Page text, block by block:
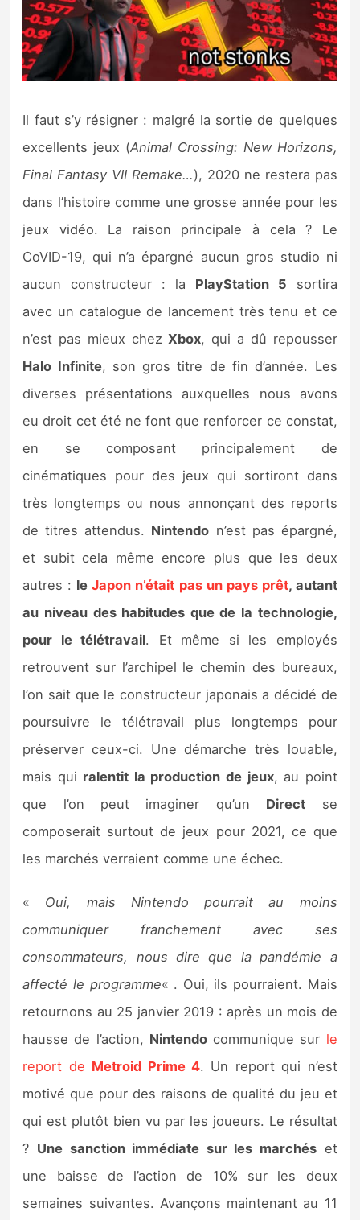
Il faut s’y résigner : malgré la sortie de quelques
excellents jeux (Animal Crossing: New Horizons,
Final Fantasy VII Remake…), 2020 ne restera pas
dans l’histoire comme une grosse année pour les
jeux vidéo. La raison principale à cela ? Le
CoVID-19, qui n’a épargné aucun gros studio ni
aucun constructeur : la PlayStation 5 sortira
avec un catalogue de lancement très tenu et ce
n’est pas mieux chezXbox, qui a dû repousser
Halo Infinite, son gros titre de fin d’année. Les
diverses présentations auxquelles nous avons
eu droit cet été ne font que renforcer ce constat,
en se composant principalement de
cinématiques pour des jeux qui sortiront dans
très longtemps ou nous annonçant des reports
de titres attendus. Nintendo n’est pas épargné,
et subit cela même encore plus que les deux
autres : leJapon n’était pas un pays prêt, autant
au niveau des habitudes que de la technologie,
pour le télétravail. Et même si les employés
retrouvent sur l’archipel le chemin des bureaux,
l’on sait que le constructeur japonais a décidé de
poursuivre le télétravail plus longtemps pour
préserver ceux-ci. Une démarche très louable,
mais qui ralentit la production de jeux, au point
que l’on peut imaginer qu’un Direct se
composerait surtout de jeux pour 2021, ce que
les marchés verraient comme une échec.
« Oui, mais Nintendo pourrait au moins
communiquer franchement avec ses
consommateurs, nous dire que la pandémie a
affecté le programme« . Oui, ils pourraient. Mais
retournons au 25 janvier 2019 : après un mois de
hausse de l’action, Nintendocommunique sur le
report de Metroid Prime 4. Un report qui n’est
motivé que pour des raisons de qualité du jeu et
qui est plutôt bien vu par les joueurs. Le résultat
? Une sanction immédiate sur les marchés et
une baisse de l’action de 10% sur les deux
semaines suivantes. Avançons maintenant au 11